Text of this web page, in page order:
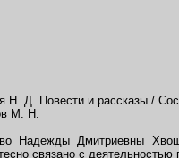
Д. Повести и рассказы /
М. Н.
Надежды Дмитриевны
связано с